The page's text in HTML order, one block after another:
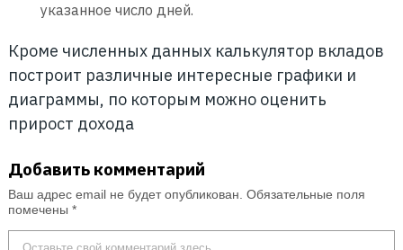
указанное число дней.
Кроме численных данных калькулятор вкладов
построит различные интересные графики и
диаграммы, по которым можно оценить
прирост дохода
Добавить комментарий
Ваш адрес email не будет опубликован. Обязательные поля
помечены *